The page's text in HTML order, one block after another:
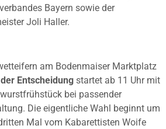
Bayern sowie der
Joli Haller.
am Bodenmaiser Marktplatz
Entscheidung startet ab 11 Uhr mit
bei passender
Die eigentliche Wahl beginnt um
Mal vom Kabarettisten Woife